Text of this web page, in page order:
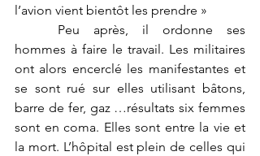
l’avion vient bientôt les prendre »
hommes à faire le travail. Les militaires
ont alors encerclé les manifestantes et
se sont rué sur elles utilisant bâtons,
barre de fer, gaz …résultats six femmes
sont en coma. Elles sont entre la vie et
la mort. L’hôpital est plein de celles qui